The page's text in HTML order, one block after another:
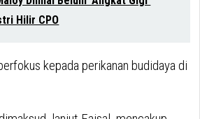
Hilir CPO
kepada perikanan budidaya di